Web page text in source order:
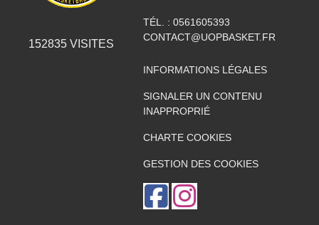
152835 VISITES
TÉL. : 0561605393
CONTACT@UOPBASKET.FR
INFORMATIONS LÉGALES
SIGNALER UN CONTENU
INAPPROPRIÉ
CHARTE COOKIES
GESTION DES COOKIES